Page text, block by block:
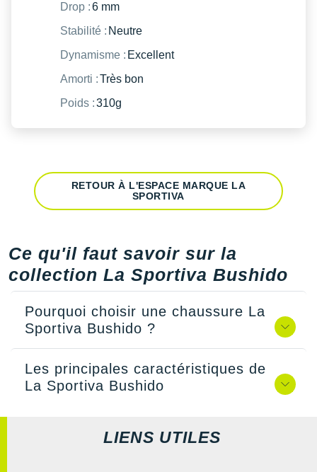
Drop :6 mm
Stabilité : Neutre
Dynamisme : Excellent
Amorti :Très bon
Poids :310g
RETOUR À L'ESPACE MARQUE LA
SPORTIVA
Ce qu'il faut savoir sur la
collection La Sportiva Bushido
Pourquoi choisir une chaussure La
Sportiva Bushido ?
Les principales caractéristiques de
La Sportiva Bushido
LIENS UTILES